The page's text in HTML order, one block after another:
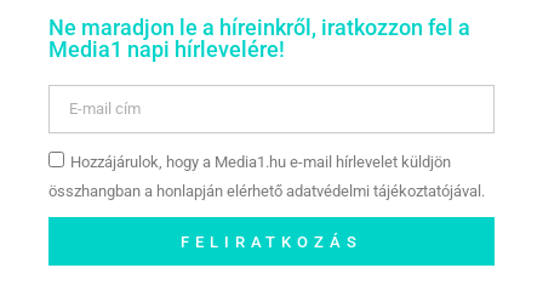
Ne maradjon le a híreinkről, iratkozzon fel a
Media1 napi hírlevelére!
Hozzájárulok, hogy a Media1.hu e-mail hírlevelet küldjön
összhangban a honlapján elérhető adatvédelmi tájékoztatójával.
FELIRATKOZÁS